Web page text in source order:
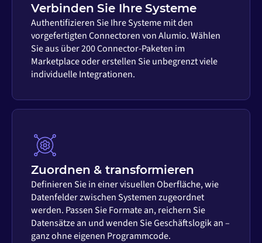
Verbinden Sie Ihre Systeme
Authentifizieren Sie Ihre Systeme mit den
vorgefertigten Connectoren von Alumio. Wählen
Sie aus über 200 Connector-Paketen im
Marketplace oder erstellen Sie unbegrenzt viele
individuelle Integrationen.
Zuordnen & transformieren
Definieren Sie in einer visuellen Oberfläche, wie
Datenfelder zwischen Systemen zugeordnet
werden. Passen Sie Formate an, reichern Sie
Datensätze an und wenden Sie Geschäftslogik an –
ganz ohne eigenen Programmcode.